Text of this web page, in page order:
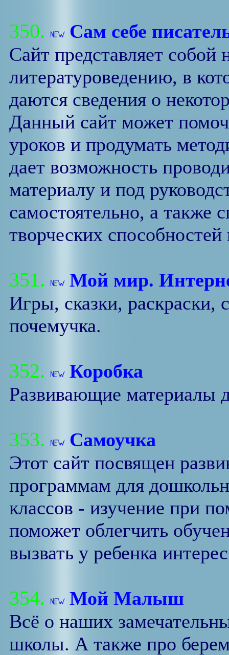
350.
Сам себе
Сайт представляет
литературоведению, в
даются сведения о
Данный сайт может
уроков и продумать
дает возможность
материалу и под
самостоятельно, а также
творческих способностей
351.
Мой мир.
Игры, сказки,
почемучка.
352.
Коробка
Развивающие материалы
353.
Самоучка
Этот сайт посвящен
программам для
классов - изучение при
поможет облегчить
вызвать у ребенка
354.
Мой Малыш
Всё о наших
школы. А также про